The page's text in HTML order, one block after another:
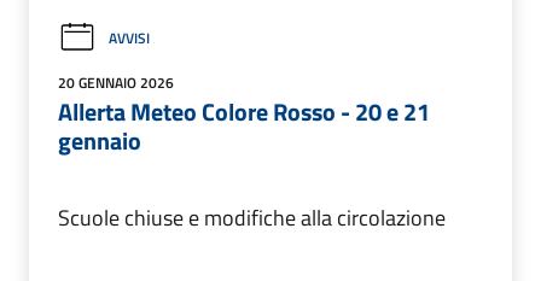
AVVISI
20 GENNAIO 2026
Allerta Meteo Colore Rosso - 20 e 21
gennaio
Scuole chiuse e modifiche alla circolazione